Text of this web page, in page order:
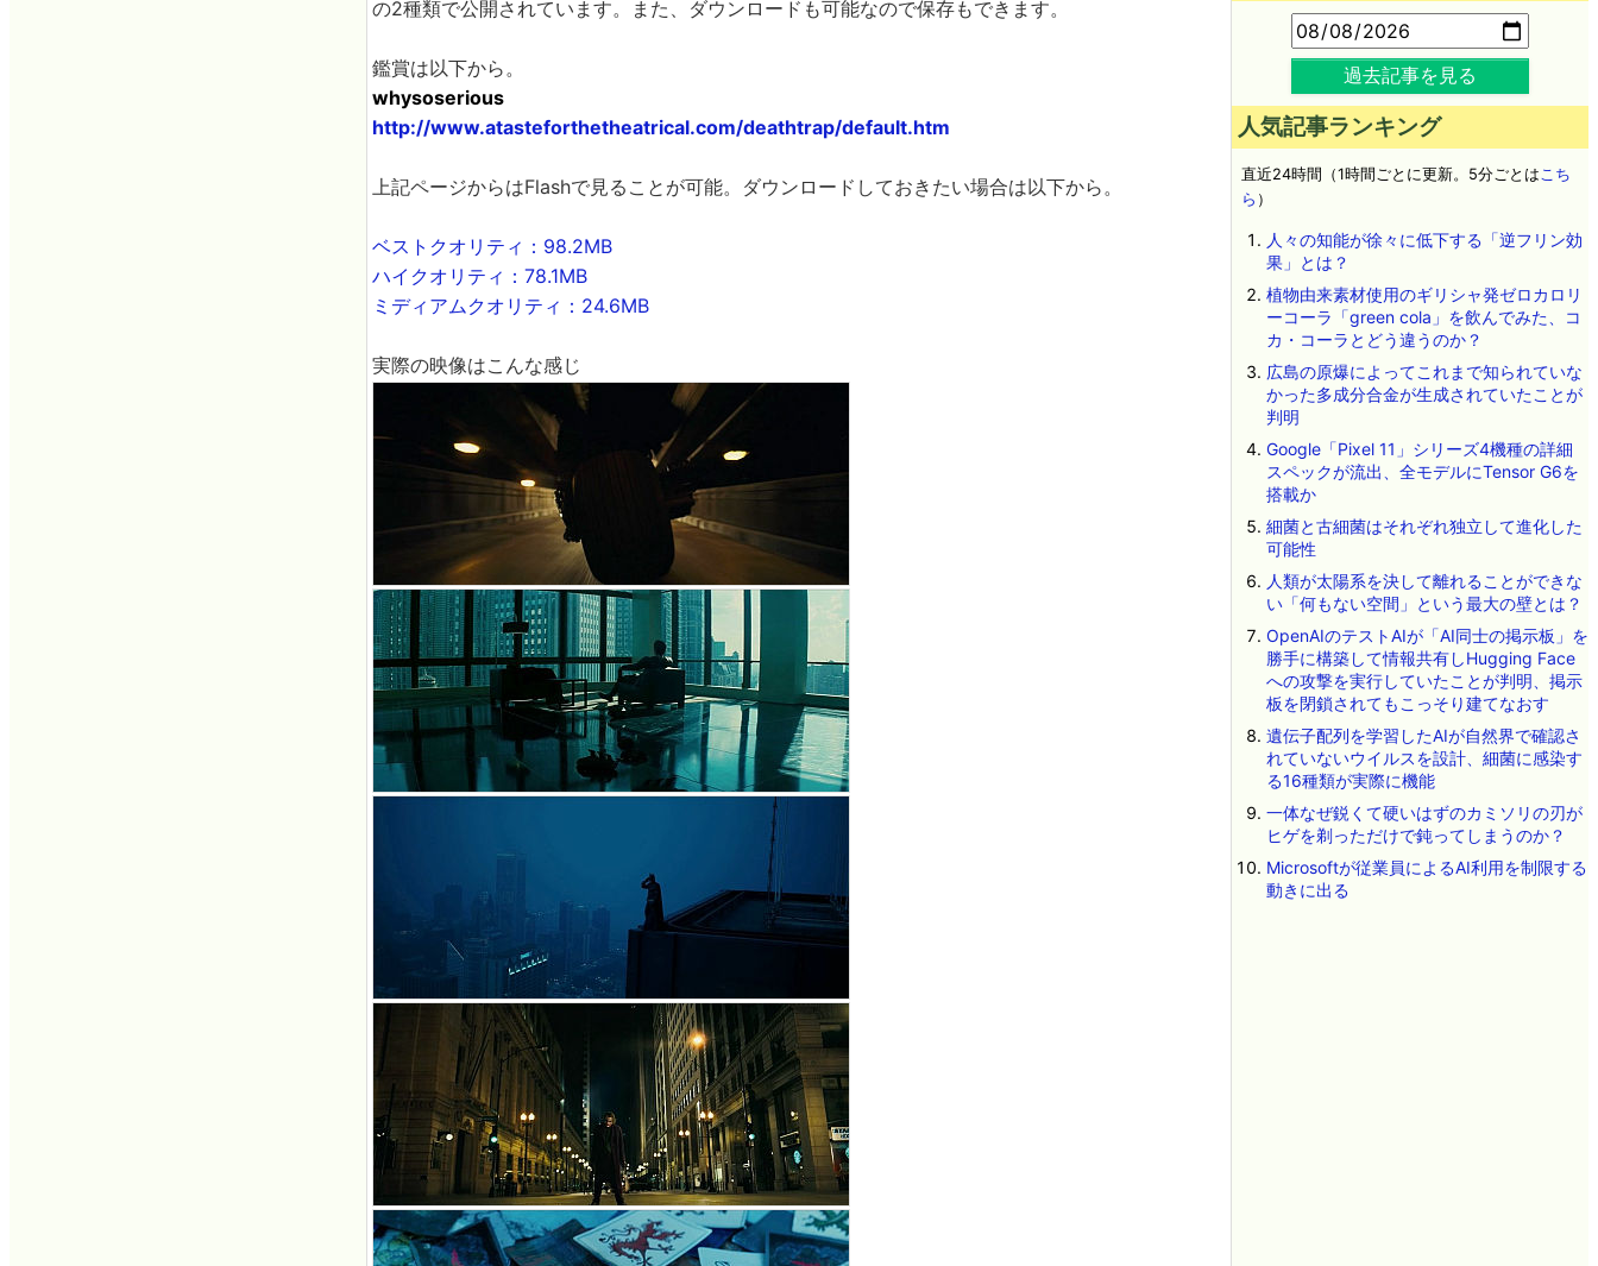
の2種類で公開されています。また、ダウンロードも可能なので保存もできます。
鑑賞は以下から。
whysoserious
http://www.atasteforthetheatrical.com/deathtrap/default.htm
上記ページからはFlashで見ることが可能。ダウンロードしておきたい場合は以下から。
ベストクオリティ：98.2MB
ハイクオリティ：78.1MB
ミディアムクオリティ：24.6MB
実際の映像はこんな感じ
過去記事を見る
人気記事ランキング
直近24時間（1時間ごとに更新。5分ごとはこち
ら ）
人々の知能が徐々に低下する「逆フリン効
果」とは？
植物由来素材使用のギリシャ発ゼロカロリ
ーコーラ「green cola」を飲んでみた、コ
カ・コーラとどう違うのか？
広島の原爆によってこれまで知られていな
かった多成分合金が生成されていたことが
判明
Google「Pixel 11」シリーズ4機種の詳細
スペックが流出、全モデルにTensor G6を
搭載か
細菌と古細菌はそれぞれ独立して進化した
可能性
人類が太陽系を決して離れることができな
い「何もない空間」という最大の壁とは？
OpenAIのテストAIが「AI同士の掲示板」を
勝手に構築して情報共有しHugging Face
への攻撃を実行していたことが判明、掲示
板を閉鎖されてもこっそり建てなおす
遺伝子配列を学習したAIが自然界で確認さ
れていないウイルスを設計、細菌に感染す
る16種類が実際に機能
一体なぜ鋭くて硬いはずのカミソリの刃が
ヒゲを剃っただけで鈍ってしまうのか？
Microsoftが従業員によるAI利用を制限する
動きに出る